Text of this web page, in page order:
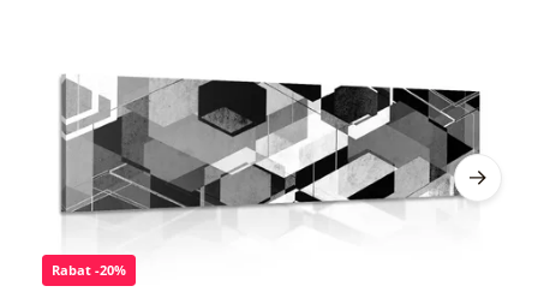
Rabat -20%